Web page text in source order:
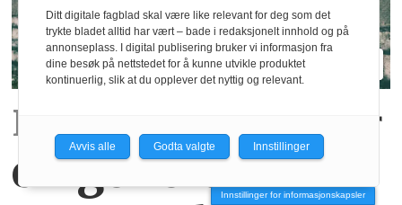
Rapport:Det kommer
en generasjon
Innstillinger for informasjonskapsler
Ditt digitale fagblad skal være like relevant for deg som det
trykte bladet alltid har vært – bade i redaksjonelt innhold og på
annonseplass. I digital publisering bruker vi informasjon fra
dine besøk på nettstedet for å kunne utvikle produktet
kontinuerlig, slik at du opplever det nyttig og relevant.
Avvis alle Godta valgte Innstillinger